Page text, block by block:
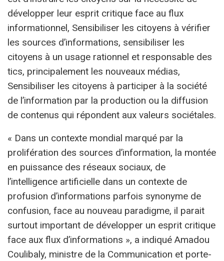
développer leur esprit critique face au flux
informationnel, Sensibiliser les citoyens à vérifier
les sources d’informations, sensibiliser les
citoyens à un usage rationnel et responsable des
tics, principalement les nouveaux médias,
Sensibiliser les citoyens à participer à la société
de l’information par la production ou la diffusion
de contenus qui répondent aux valeurs sociétales.
« Dans un contexte mondial marqué par la
prolifération des sources d’information, la montée
en puissance des réseaux sociaux, de
l’intelligence artificielle dans un contexte de
profusion d’informations parfois synonyme de
confusion, face au nouveau paradigme, il parait
surtout important de développer un esprit critique
face aux flux d’informations », a indiqué Amadou
Coulibaly, ministre de la Communication et porte-